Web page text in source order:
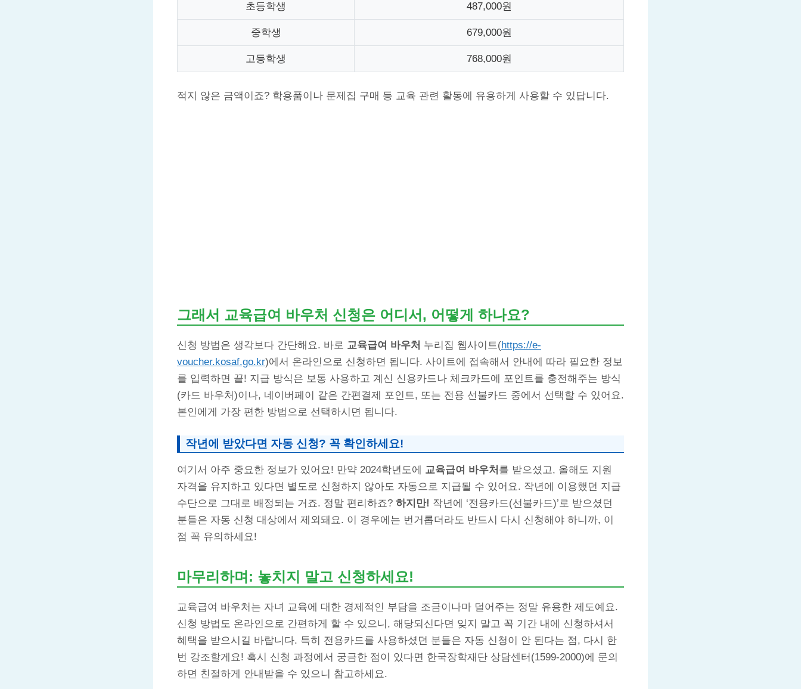
초등학생 487,000원
중학생 679,000원
고등학생 768,000원
적지 않은 금액이죠? 학용품이나 문제집 구매 등 교육 관련 활동에 유용하게 사용할 수 있답니다.
그래서 교육급여 바우처 신청은 어디서, 어떻게 하나요?
신청 방법은 생각보다 간단해요. 바로 교육급여 바우처 누리집 웹사이트(https://e-
voucher.kosaf.go.kr)에서 온라인으로 신청하면 됩니다. 사이트에 접속해서 안내에 따라 필요한 정보
를 입력하면 끝! 지급 방식은 보통 사용하고 계신 신용카드나 체크카드에 포인트를 충전해주는 방식
(카드 바우처)이나, 네이버페이 같은 간편결제 포인트, 또는 전용 선불카드 중에서 선택할 수 있어요.
본인에게 가장 편한 방법으로 선택하시면 됩니다.
작년에 받았다면 자동 신청? 꼭 확인하세요!
여기서 아주 중요한 정보가 있어요! 만약 2024학년도에 교육급여 바우처 를 받으셨고, 올해도 지원
자격을 유지하고 있다면 별도로 신청하지 않아도 자동으로 지급될 수 있어요. 작년에 이용했던 지급
수단으로 그대로 배정되는 거죠. 정말 편리하죠? 하지만! 작년에 ‘전용카드(선불카드)’로 받으셨던
분들은 자동 신청 대상에서 제외돼요. 이 경우에는 번거롭더라도 반드시 다시 신청해야 하니까, 이
점 꼭 유의하세요!
마무리하며: 놓치지 말고 신청하세요!
교육급여 바우처는 자녀 교육에 대한 경제적인 부담을 조금이나마 덜어주는 정말 유용한 제도예요.
신청 방법도 온라인으로 간편하게 할 수 있으니, 해당되신다면 잊지 말고 꼭 기간 내에 신청하셔서
혜택을 받으시길 바랍니다. 특히 전용카드를 사용하셨던 분들은 자동 신청이 안 된다는 점, 다시 한
번 강조할게요! 혹시 신청 과정에서 궁금한 점이 있다면 한국장학재단 상담센터(1599-2000)에 문의
하면 친절하게 안내받을 수 있으니 참고하세요.